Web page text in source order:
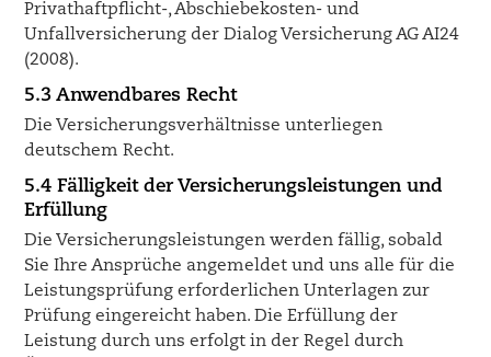
Privathaftpflicht-, Abschiebekosten- und
Unfallversicherung der Dialog Versicherung AG AI24
(2008).
5.3 Anwendbares Recht
Die Versicherungsverhältnisse unterliegen
deutschem Recht.
5.4 Fälligkeit der Versicherungsleistungen und
Erfüllung
Die Versicherungsleistungen werden fällig, sobald
Sie Ihre Ansprüche angemeldet und uns alle für die
Leistungsprüfung erforderlichen Unterlagen zur
Prüfung eingereicht haben. Die Erfüllung der
Leistung durch uns erfolgt in der Regel durch